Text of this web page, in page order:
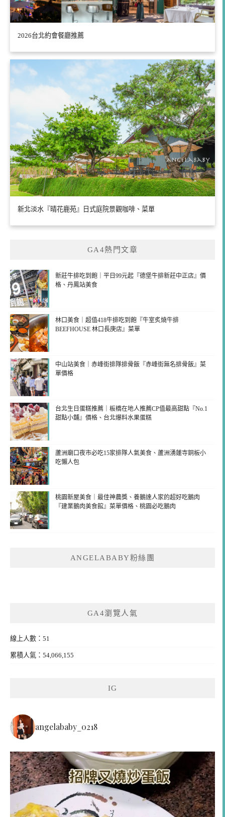
2026台北約會餐廳推薦
新北淡水『晴花鹿苑』日式庭院景觀咖啡、菜單
GA4熱門文章
新莊牛排吃到飽｜平日99元起『德堡牛排新莊中正店』價
格、丹鳳站美食
林口美食｜超值418牛排吃到飽『牛室炙燒牛排
BEEFHOUSE 林口長庚店』菜單
中山站美食｜赤峰街排隊排骨飯『赤峰街無名排骨飯』菜
單價格
台北生日蛋糕推薦｜板橋在地人推薦CP值最高甜點『No.1
甜點小舖』價格、台北爆料水果蛋糕
蘆洲廟口夜市必吃15家排隊人氣美食、蘆洲湧蓮寺銅板小
吃懶人包
桃園新屋美食｜最佳神農獎、養鵝達人家的超好吃鵝肉
『建業鵝肉美食館』菜單價格、桃園必吃鵝肉
ANGELABABY粉絲團
GA4瀏覽人氣
線上人數：51
累積人氣：54,066,155
IG
angelababy_0218